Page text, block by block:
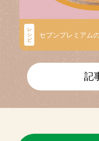
レ
シ
ピ
セブンプレミアム
記